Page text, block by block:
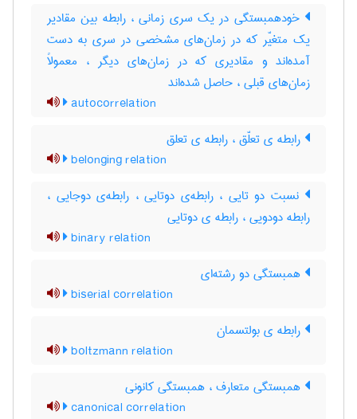
خودهمبستگی در یک سری زمانی ، رابطه بین مقادیر
یک متغیّر که در زمان‌های مشخصی در سری به دست
آمده‌اند و مقادیری که در زمان‌های دیگر ، معمولاً
زمان‌های قبلی ، حاصل شده‌اند
autocorrelation
رابطه ی تعلّق ، رابطه ی تعلق
belonging relation
نسبت دو تایی ، رابطه‌ی دوتایی ، رابطه‌ی دوجایی ،
رابطه دودویی ، رابطه ی دوتایی
binary relation
همبستگی دو رشته‌ای
biserial correlation
رابطه ی بولتسمان
boltzmann relation
همبستگی متعارف ، همبستگی کانونی
canonical correlation